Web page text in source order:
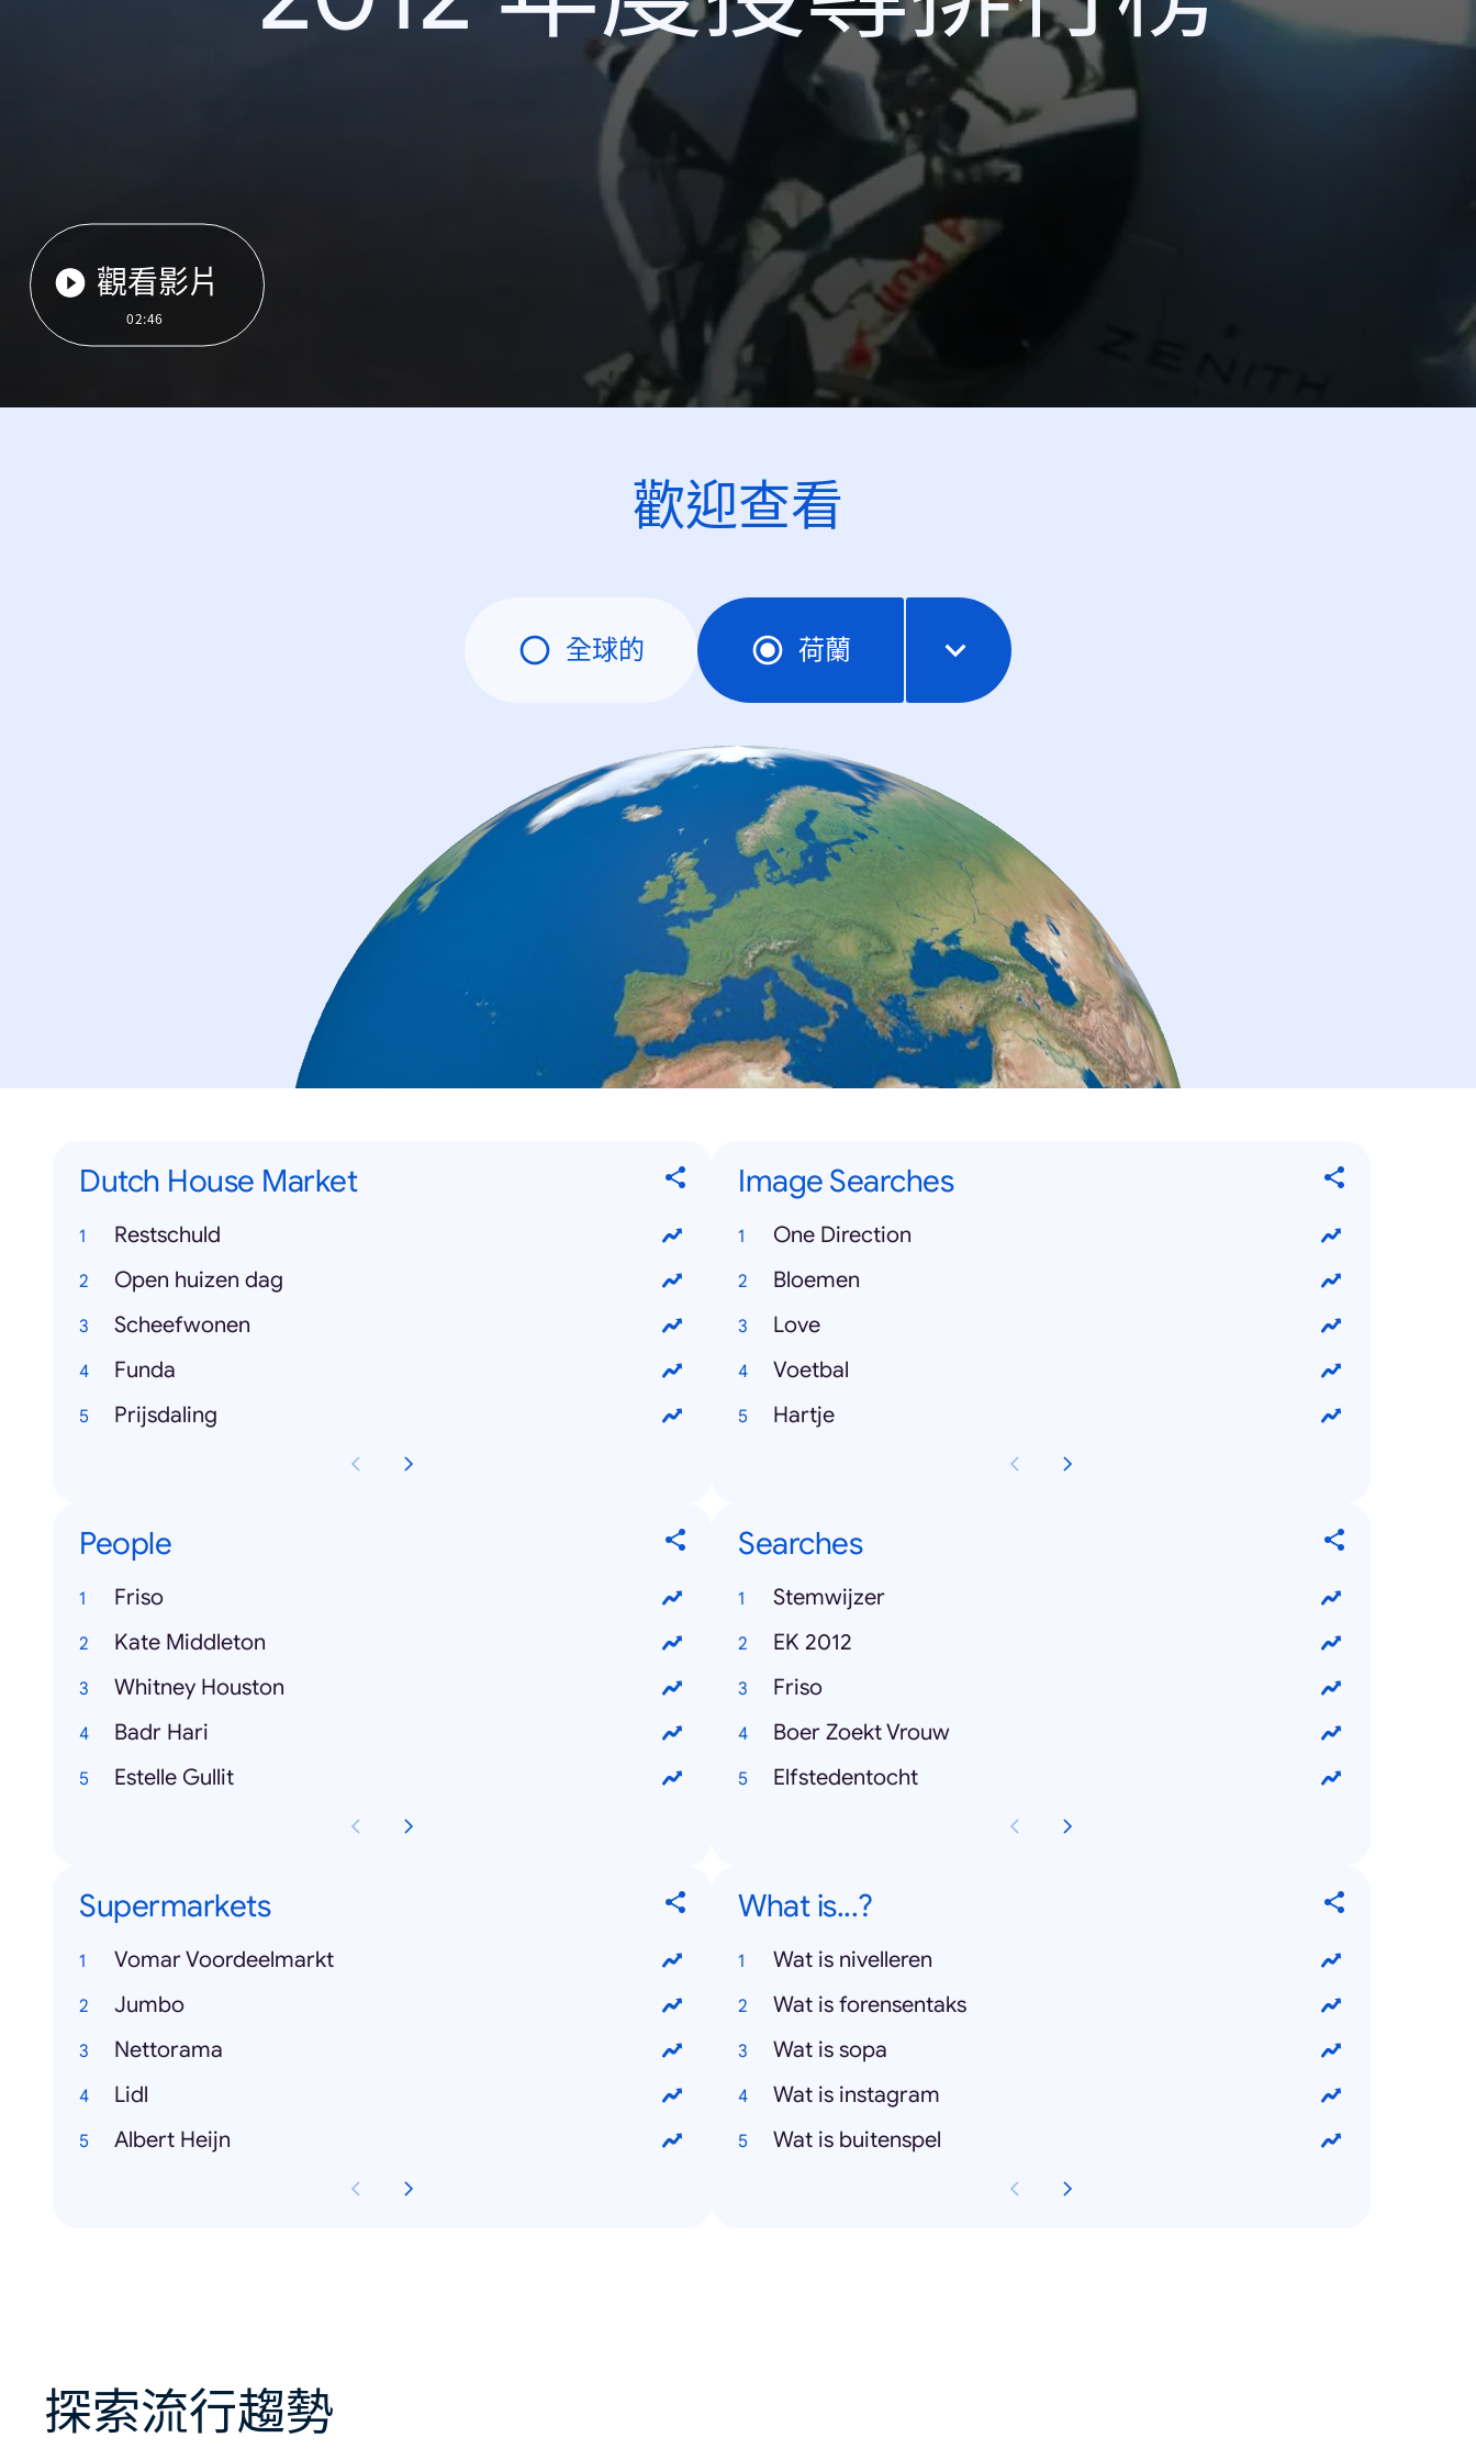
觀看影片
02:46
歡迎查看
全球的 荷蘭
Dutch House Market
Restschuld
Open huizen dag
Scheefwonen
Funda
Prijsdaling
Image Searches
One Direction
Bloemen
Love
Voetbal
Hartje
People
Friso
Kate Middleton
Whitney Houston
Badr Hari
Estelle Gullit
Searches
Stemwijzer
EK 2012
Friso
Boer Zoekt Vrouw
Elfstedentocht
Supermarkets
Vomar Voordeelmarkt
Jumbo
Nettorama
Lidl
Albert Heijn
What is...?
Wat is nivelleren
Wat is forensentaks
Wat is sopa
Wat is instagram
Wat is buitenspel
探索流行趨勢